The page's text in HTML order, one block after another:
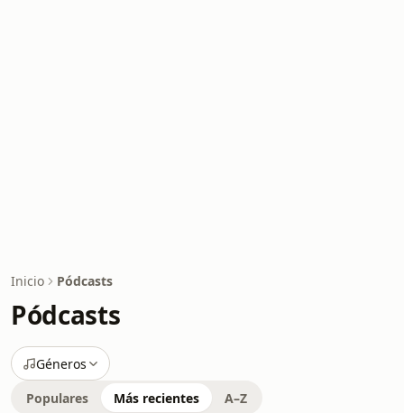
Inicio Pódcasts
Pódcasts
Géneros
Populares Más recientes A–Z